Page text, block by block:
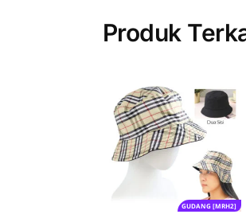
Produk
GUDANG [MRH2]